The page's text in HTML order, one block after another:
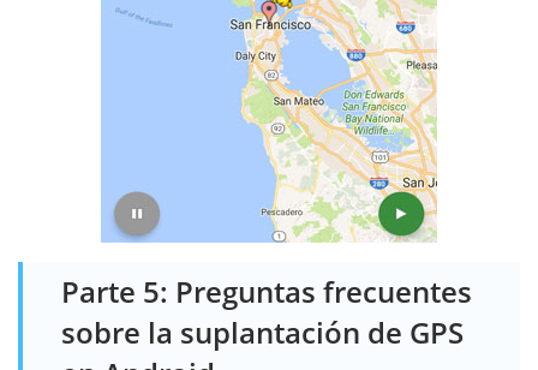
Parte 5: Preguntas frecuentes
sobre la suplantación de GPS